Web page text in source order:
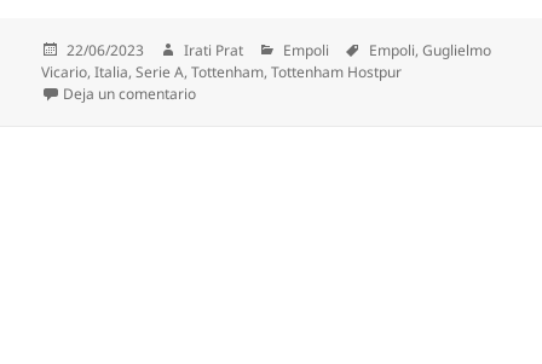
Publicado
el
22/06/2023 Autor
Irati Prat Categorías
Empoli Etiquetas
Empoli,Guglielmo
Vicario,Italia,Serie A,Tottenham,Tottenham Hostpur
Deja un comentarioen Vicario, camino del Tottenham: fichaje sorpresa